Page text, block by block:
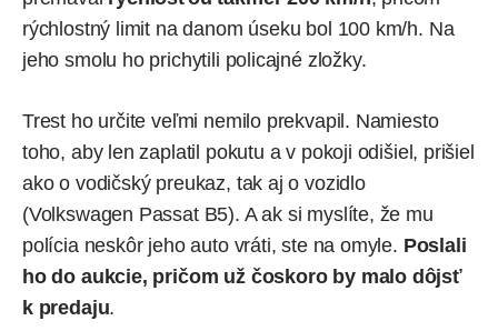
rýchlostný limit na danom úseku bol 100 km/h. Na
jeho smolu ho prichytili policajné zložky.
Trest ho určite veľmi nemilo prekvapil. Namiesto
toho, aby len zaplatil pokutu a v pokoji odišiel, prišiel
ako o vodičský preukaz, tak aj o vozidlo
(Volkswagen Passat B5). A ak si myslíte, že mu
polícia neskôr jeho auto vráti, ste na omyle. Poslali
ho do aukcie, pričom už čoskoro by malo dôjsť
k predaju.